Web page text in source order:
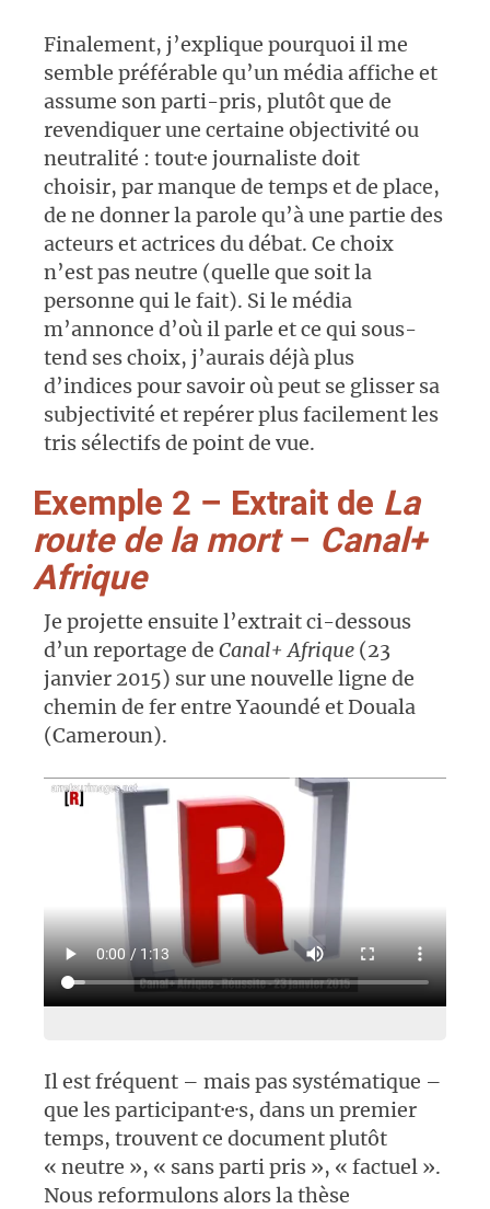
Finalement, j’explique pourquoi il me
semble préférable qu’un média affiche et
assume son parti-pris, plutôt que de
revendiquer une certaine objectivité ou
neutralité : tout·e journaliste doit
choisir, par manque de temps et de place,
de ne donner la parole qu’à une partie des
acteurs et actrices du débat. Ce choix
n’est pas neutre (quelle que soit la
personne qui le fait). Si le média
m’annonce d’où il parle et ce qui sous-
tend ses choix, j’aurais déjà plus
d’indices pour savoir où peut se glisser sa
subjectivité et repérer plus facilement les
tris sélectifs de point de vue.
Exemple 2 – Extrait de La
route de la mort– Canal+
Afrique
Je projette ensuite l’extrait ci-dessous
d’un reportage de Canal+ Afrique (23
janvier 2015) sur une nouvelle ligne de
chemin de fer entre Yaoundé et Douala
(Cameroun).
Il est fréquent – mais pas systématique –
que les participant·e·s, dans un premier
temps, trouvent ce document plutôt
« neutre », « sans parti pris », « factuel ».
Nous reformulons alors la thèse